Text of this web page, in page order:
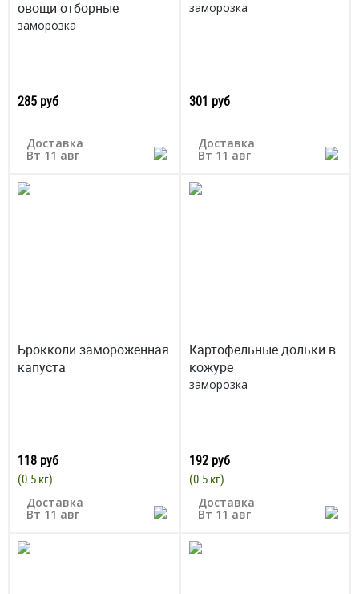
овощи отборные
заморозка
285 руб
Доставка
Вт 11 авг
заморозка
301 руб
Доставка
Вт 11 авг
Брокколи замороженная
капуста
118 руб
(0.5 кг)
Доставка
Вт 11 авг
Картофельные дольки в
кожуре
заморозка
192 руб
(0.5 кг)
Доставка
Вт 11 авг